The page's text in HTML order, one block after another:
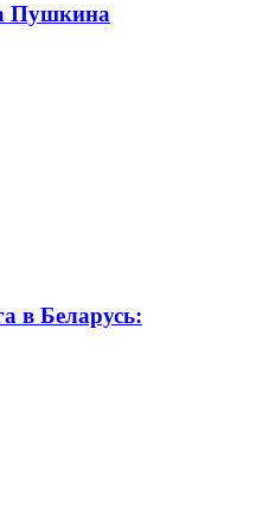
Пушкина
в Беларусь: